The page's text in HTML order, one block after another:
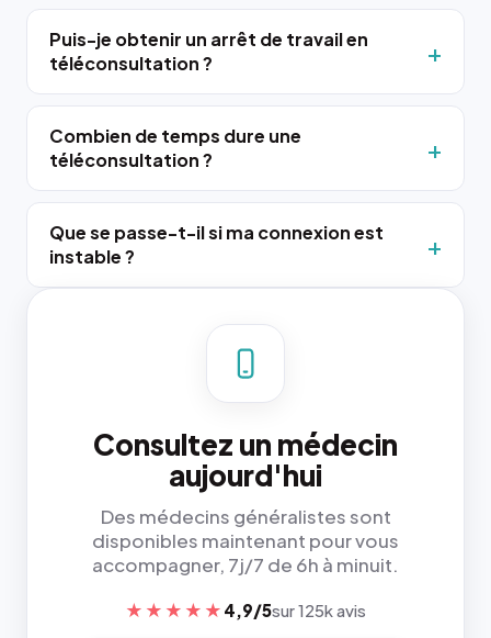
Puis-je obtenir un arrêt de travail en
téléconsultation ?
Combien de temps dure une
téléconsultation ?
Que se passe-t-il si ma connexion est
instable ?
Consultez un médecin
aujourd'hui
Des médecins généralistes sont
disponibles maintenant pour vous
accompagner, 7j/7 de 6h à minuit.
★★★★★ 4,9/5sur 125k avis